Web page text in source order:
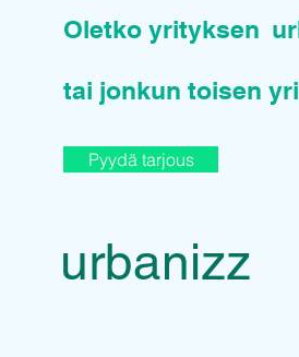
Oletko yrityksen
tai jonkun toisen
Pyydä tarjous
urbanizz